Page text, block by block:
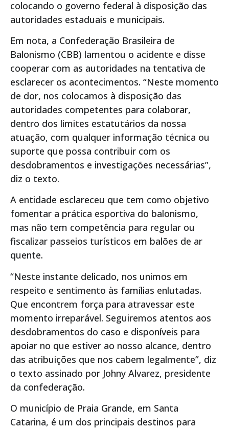
colocando o governo federal à disposição das
autoridades estaduais e municipais.
Em nota, a Confederação Brasileira de
Balonismo (CBB) lamentou o acidente e disse
cooperar com as autoridades na tentativa de
esclarecer os acontecimentos. “Neste momento
de dor, nos colocamos à disposição das
autoridades competentes para colaborar,
dentro dos limites estatutários da nossa
atuação, com qualquer informação técnica ou
suporte que possa contribuir com os
desdobramentos e investigações necessárias”,
diz o texto.
A entidade esclareceu que tem como objetivo
fomentar a prática esportiva do balonismo,
mas não tem competência para regular ou
fiscalizar passeios turísticos em balões de ar
quente.
“Neste instante delicado, nos unimos em
respeito e sentimento às famílias enlutadas.
Que encontrem força para atravessar este
momento irreparável. Seguiremos atentos aos
desdobramentos do caso e disponíveis para
apoiar no que estiver ao nosso alcance, dentro
das atribuições que nos cabem legalmente”, diz
o texto assinado por Johny Alvarez, presidente
da confederação.
O município de Praia Grande, em Santa
Catarina, é um dos principais destinos para